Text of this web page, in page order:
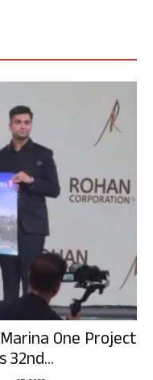
One Project
32nd...